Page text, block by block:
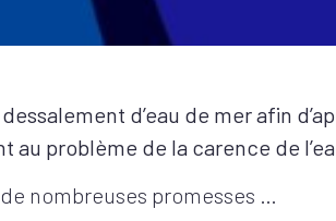
d’eau de mer afin
au problème de la carence de
de nombreuses promesses …